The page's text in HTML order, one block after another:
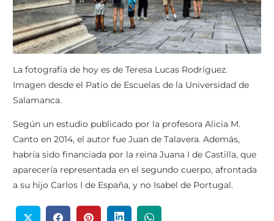
La fotografía de hoy es de Teresa Lucas Rodríguez.
Imagen desde el Patio de Escuelas de la Universidad de
Salamanca.
Según un estudio publicado por la profesora Alicia M.
Canto en 2014, el autor fue Juan de Talavera. Además,
habría sido financiada por la reina Juana I de Castilla, que
aparecería representada en el segundo cuerpo, afrontada
a su hijo Carlos I de España, y no Isabel de Portugal.